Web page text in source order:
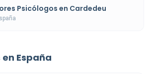
Psicólogos en Cardedeu
España